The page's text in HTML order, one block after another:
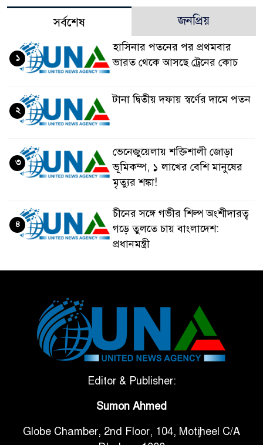
সর্বশেষ জনপ্রিয়
হাসিনার পতনের পর প্রথমবার
ভারত থেকে আসছে ট্রেনের কোচ
১
টানা দ্বিতীয় দফায় স্বর্ণের দামে পতন
২
ভেনেজুয়েলায় শক্তিশালী জোড়া
ভূমিকম্প, ১ লাখের বেশি মানুষের
মৃত্যুর শঙ্কা!
৩
চীনের সঙ্গে গভীর শিল্প অংশীদারত্ব
গড়ে তুলতে চায় বাংলাদেশ:
প্রধানমন্ত্রী
৪
টানা ৩ ম্যাচে গোল ভিনির, ইতিহাস
বলছে বিশ্বকাপ জিতবে ব্রাজিল
সরকারি ৩শ কেজি বই বিক্রির
গাড়ি বিক্রির পর মালিকানা
Editor & Publisher:
Sumon Ahmed
Globe Chamber, 2nd Floor, 104, Motijheel C/A